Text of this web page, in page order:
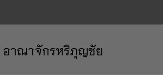
อาณาจักรหริภุญชัย